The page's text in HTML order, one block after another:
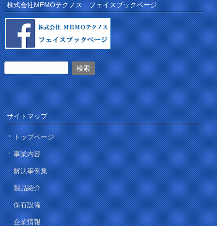
株式会社MEMOテクノス フェイスブックページ
サイトマップ
トップページ
事業内容
解決事例集
製品紹介
保有設備
企業情報